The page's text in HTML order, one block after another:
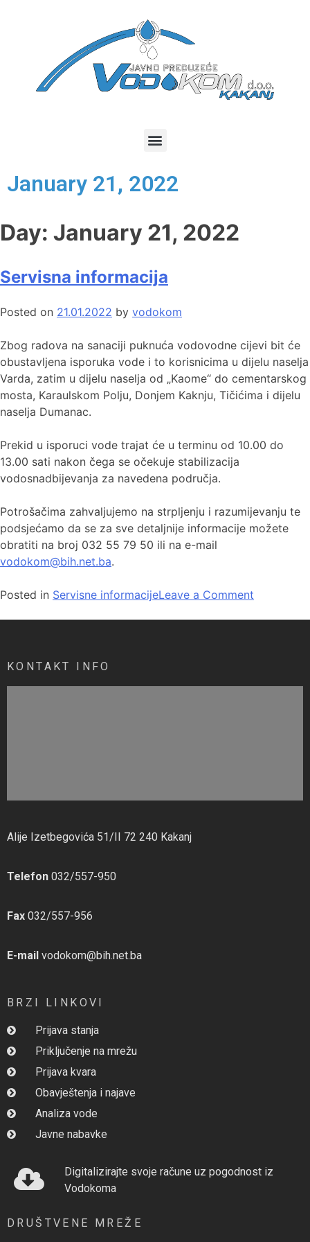
January 21, 2022
Day: January 21, 2022
Servisna informacija
Posted on 21.01.2022 by vodokom
Zbog radova na sanaciji puknuća vodovodne cijevi bit će
obustavljena isporuka vode i to korisnicima u dijelu naselja
Varda, zatim u dijelu naselja od „Kaome“ do cementarskog
mosta, Karaulskom Polju, Donjem Kaknju, Tičićima i dijelu
naselja Dumanac.
Prekid u isporuci vode trajat će u terminu od 10.00 do
13.00 sati nakon čega se očekuje stabilizacija
vodosnadbijevanja za navedena područja.
Potrošačima zahvaljujemo na strpljenju i razumijevanju te
podsjećamo da se za sve detaljnije informacije možete
obratiti na broj 032 55 79 50 ili na e-mail
vodokom@bih.net.ba.
Posted in Servisne informacijeLeave a Comment
KONTAKT INFO
Alije Izetbegovića 51/II 72 240 Kakanj
Telefon 032/557-950
Fax 032/557-956
E-mail vodokom@bih.net.ba
BRZI LINKOVI
Prijava stanja
Priključenje na mrežu
Prijava kvara
Obavještenja i najave
Analiza vode
Javne nabavke
Digitalizirajte svoje račune uz pogodnost iz
Vodokoma
DRUŠTVENE MREŽE